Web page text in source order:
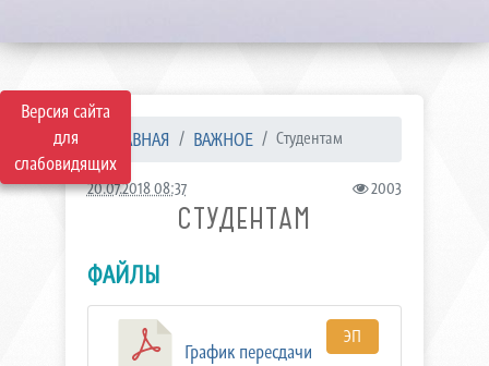
Версия сайта
для
слабовидящих
ГЛАВНАЯ ВАЖНОЕ Студентам
20.07.2018 08:37 2003
СТУДЕНТАМ
ФАЙЛЫ
График пересдачи
ЭП